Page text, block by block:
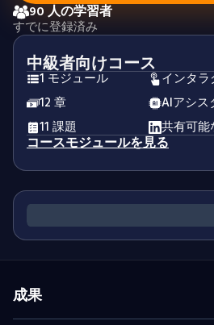
90 人の学習者
すでに登録済み
中級者向けコース
1 モジュール
インタ
12 章
AIアシス
11 課題
共有可
コースモジュールを見る
成果